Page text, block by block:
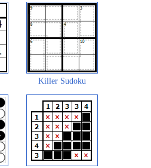
Killer Sudoku